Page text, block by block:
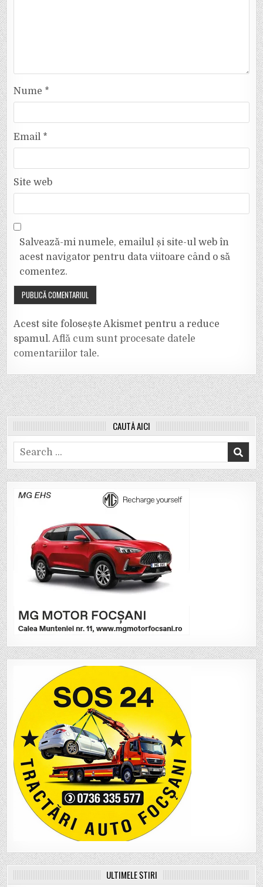
Nume *
Email *
Site web
Salvează-mi numele, emailul și site-ul web în
acest navigator pentru data viitoare când o să
comentez.
Acest site folosește Akismet pentru a reduce
spamul.Află cum sunt procesate datele
comentariilor tale.
CAUTĂ AICI
Search
for:
ULTIMELE ȘTIRI